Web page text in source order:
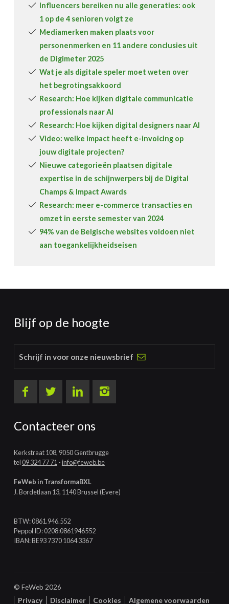
Influencers bereiken nu alle generaties: ook
1 op de 4 senioren volgt ze
Mediamerken maken plaats voor
personenmerken en 11 andere conclusies uit
de Digimeter 2025
Wat je als digitale speler moet weten over
het begrotingsakkoord
Research: Hoe kijken digitale communicatie
professionals naar AI
Research: Hoe kijken digital designers naar AI
Video: welke impact heeft e-invoicing op
jouw digitale projecten?
Nieuwe categorieën plaatsen digitale
expertise in de schijnwerpers bij de Digital
Champs & Impact Awards
Research: meer e-commerce transacties en
omzet in eerste semester van 2024
94% van de Belgische websites voldoen niet
aan toegankelijkheidseisen
Blijf op de hoogte
Schrijf in voor onze nieuwsbrief
Contacteer ons
Kerkstraat 108, 9050 Gentbrugge
tel09 324 77 71 -info@feweb.be
FeWeb in TransformaBXL
J. Bordetlaan 13, 1140 Brussel (Evere)
BTW: 0861.946.552
Peppol ID: 0208:0861946552
IBAN: BE93 7370 1064 3367
© FeWeb 2026
Privacy
Disclaimer Cookies Algemene voorwaarden